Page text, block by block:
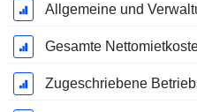
Allgemeine und
Gesamte
Zugeschriebene